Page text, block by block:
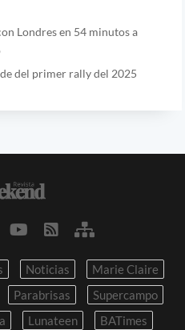
Londres en 54 minutos a
del primer rally del 2025
Noticias
Marie Claire
Parabrisas
Supercampo
Lunateen BATimes